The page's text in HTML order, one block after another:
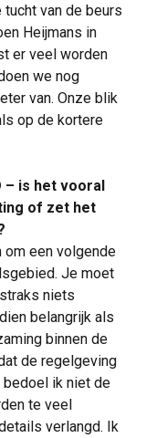
van de beurs
Heijmans in
er veel worden
we nog
van. Onze blik
op de kortere
– is het vooral
of zet het
om een volgende
Je moet
niets
belangrijk als
binnen de
de regelgeving
bedoel ik niet de
te veel
verlangd. Ik